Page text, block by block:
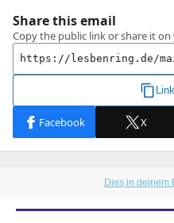
Dies in deinem